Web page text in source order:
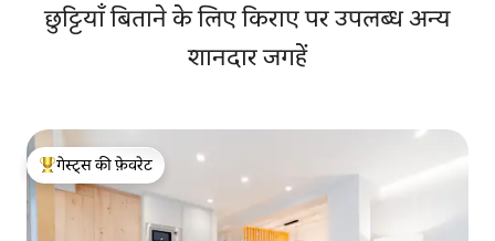
छुट्टियाँ बिताने के लिए किराए पर उपलब्ध अन्य
शानदार जगहें
गेस्ट्स का टॉप फ़ेवरेट
गेस्ट्स की फ़ेवरेट